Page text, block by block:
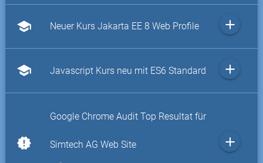
school Neuer Kurs Jakarta EE 8 Web Profile add
school Javascript Kurs neu mit ES6 Standard add
new_releases
Google Chrome Audit Top Resultat für
Simtech AG Web Site add